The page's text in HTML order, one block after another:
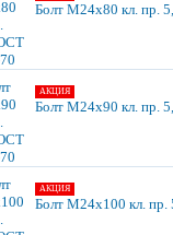
Болт М24х80 кл. пр.
АКЦИЯ
Болт М24х90 кл. пр.
АКЦИЯ
Болт М24х100 кл.